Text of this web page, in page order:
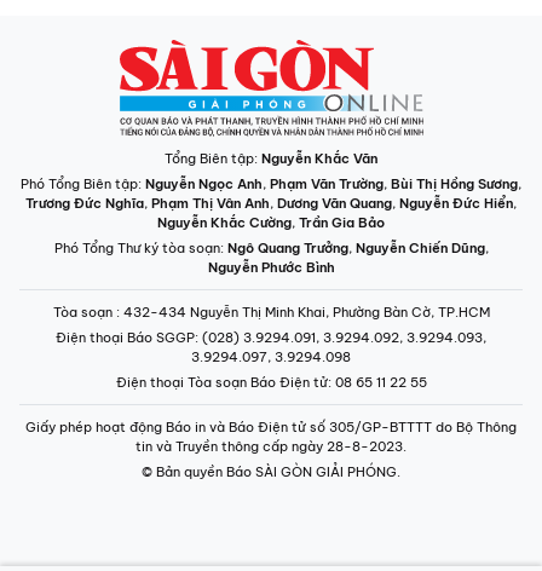
Tổng Biên tập: Nguyễn Khắc Văn
Phó Tổng Biên tập: Nguyễn Ngọc Anh, Phạm Văn Trường, Bùi Thị Hồng Sương,
Trương Đức Nghĩa, Phạm Thị Vân Anh, Dương Văn Quang, Nguyễn Đức Hiển,
Nguyễn Khắc Cường, Trần Gia Bảo
Phó Tổng Thư ký tòa soạn: Ngô Quang Trưởng, Nguyễn Chiến Dũng,
Nguyễn Phước Bình
Tòa soạn : 432-434 Nguyễn Thị Minh Khai, Phường Bàn Cờ, TP.HCM
Điện thoại Báo SGGP: (028) 3.9294.091, 3.9294.092, 3.9294.093,
3.9294.097, 3.9294.098
Điện thoại Tòa soạn Báo Điện tử: 08 65 11 22 55
Giấy phép hoạt động Báo in và Báo Điện tử số 305/GP-BTTTT do Bộ Thông
tin và Truyền thông cấp ngày 28-8-2023.
© Bản quyền Báo SÀI GÒN GIẢI PHÓNG.